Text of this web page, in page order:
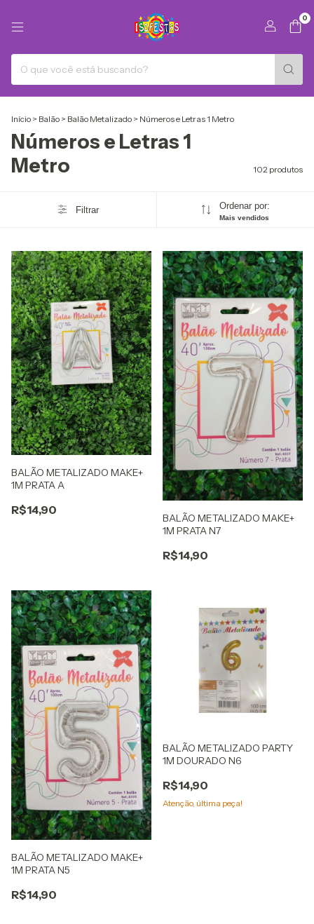
0
Início > Balão > Balão Metalizado > Números e Letras 1 Metro
Números e Letras 1
Metro
102 produtos
Filtrar Ordenar por:
Mais vendidos
BALÃO METALIZADO MAKE+
1M PRATA A
R$14,90
BALÃO METALIZADO MAKE+
1M PRATA N7
R$14,90
BALÃO METALIZADO MAKE+
1M PRATA N5
R$14,90
BALÃO METALIZADO PARTY
1M DOURADO N6
R$14,90
Atenção, última peça!